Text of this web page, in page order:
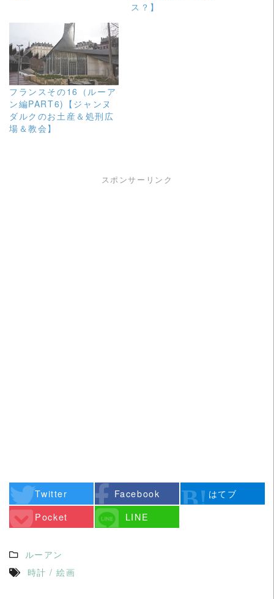
ス？】
フランスその16（ルーア
ン編PART6)【ジャンヌ
ダルクのお土産＆処刑広
場＆教会】
スポンサーリンク
Twitter Facebook
はてブ
Pocket
LINE
ルーアン
時計 / 絵画